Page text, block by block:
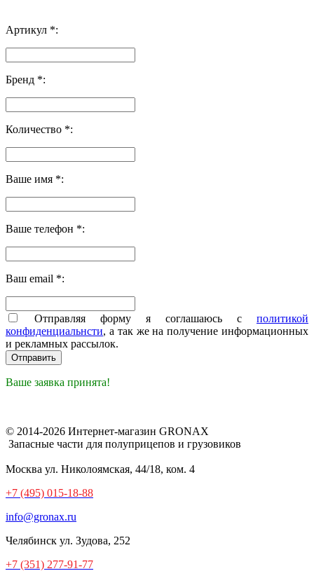
Артикул *:
Бренд *:
Количество *:
Ваше имя *:
Ваше телефон *:
Ваш email *:
Отправляя форму я соглашаюсь с политикой
конфиденциальнсти, а так же на получение информационных
и рекламных рассылок.
Ваше заявка принята!
© 2014-2026 Интернет-магазин GRONAX
Запасные части для полуприцепов и грузовиков
Москва ул. Николоямская, 44/18, ком. 4
+7 (495) 015-18-88
info@gronax.ru
Челябинск ул. Зудова, 252
+7 (351) 277-91-77